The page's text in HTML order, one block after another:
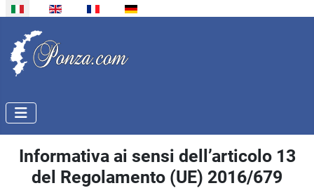
Seleziona la tua lingua
Informativa ai sensi dell’articolo 13
del Regolamento (UE) 2016/679